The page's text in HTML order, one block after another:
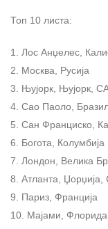
Топ 10 листа:
Лос Анџелес,
Москва, Русија
Њујорк, Њујорк,
Сао Паоло,
Сан Франциско,
Богота, Колумбија
Лондон, Велика
Атланта, Џорџија,
Париз, Франција
Мајами,